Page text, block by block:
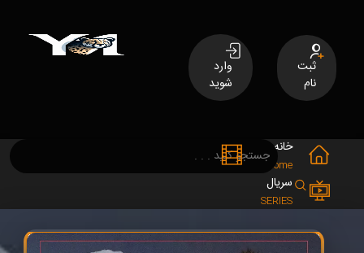
ثبت
نام
وارد
شوید
خانه
Home
سریال
SERIES